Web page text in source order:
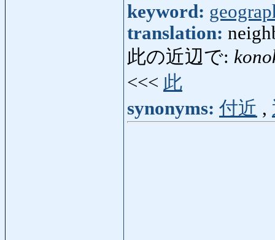
keyword:
translation:
此の近辺で:
<<< 此
synonyms: 付近 ,